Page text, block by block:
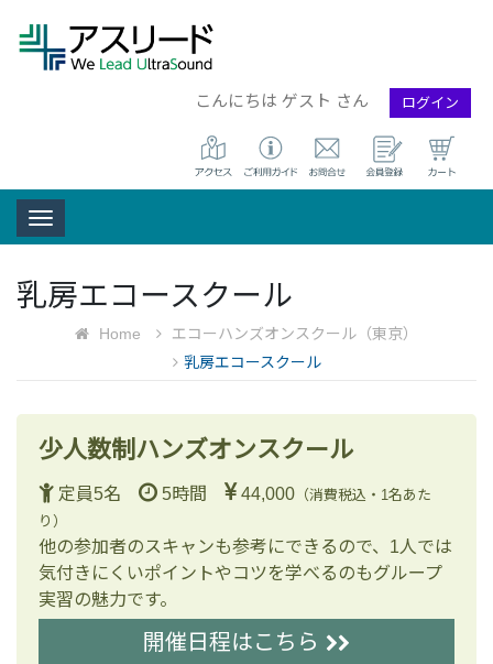
こんにちは ゲスト さん ログイン
Toggle navigation
乳房エコースクール
Home
エコーハンズオンスクール（東京）
乳房エコースクール
少人数制ハンズオンスクール
定員5名 5時間 44,000 （消費税込・1名あた
り）
他の参加者のスキャンも参考にできるので、1人では
気付きにくいポイントやコツを学べるのもグループ
実習の魅力です。
開催日程はこちら